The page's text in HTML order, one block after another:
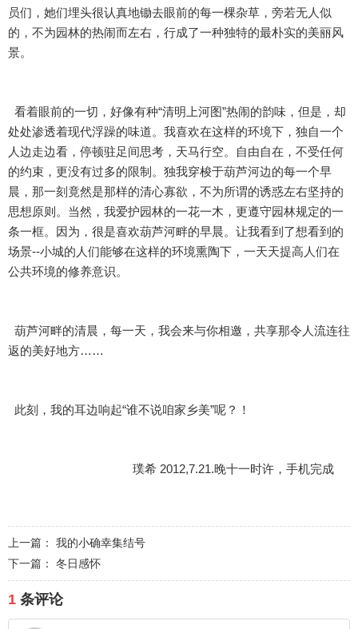
员们，她们埋头很认真地锄去眼前的每一棵杂草，旁若无人似
的，不为园林的热闹而左右，行成了一种独特的最朴实的美丽风
景。
看着眼前的一切，好像有种“清明上河图”热闹的韵味，但是，却
处处渗透着现代浮躁的味道。我喜欢在这样的环境下，独自一个
人边走边看，停顿驻足间思考，天马行空。自由自在，不受任何
的约束，更没有过多的限制。独我穿梭于葫芦河边的每一个早
晨，那一刻竟然是那样的清心寡欲，不为所谓的诱惑左右坚持的
思想原则。当然，我爱护园林的一花一木，更遵守园林规定的一
条一框。因为，很是喜欢葫芦河畔的早晨。让我看到了想看到的
场景--小城的人们能够在这样的环境熏陶下，一天天提高人们在
公共环境的修养意识。
葫芦河畔的清晨，每一天，我会来与你相邀，共享那令人流连往
返的美好地方……
此刻，我的耳边响起“谁不说咱家乡美”呢？！
璞希 2012,7.21.晚十一时许，手机完成
上一篇： 我的小确幸集结号
下一篇： 冬日感怀
1 条评论